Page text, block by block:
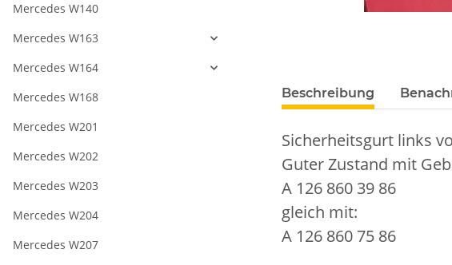
Beschreibung
Sicherheitsgurt links
Guter Zustand mit
A 126 860 39 86
gleich mit:
A 126 860 75 86
Mercedes W140
Mercedes W163
Mercedes W164
Mercedes W168
Mercedes W201
Mercedes W202
Mercedes W203
Mercedes W204
Mercedes W207